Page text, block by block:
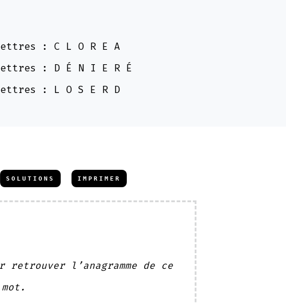
: C L O R E A
: D É N I E R É
: L O S E R D
SOLUTIONS IMPRIMER
l’anagramme de ce
mot.